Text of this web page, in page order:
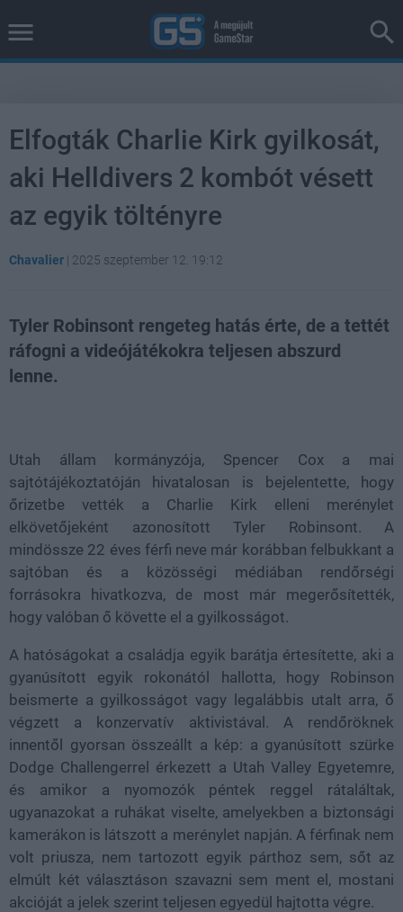
Elfogták Charlie Kirk gyilkosát,
aki Helldivers 2 kombót vésett
az egyik töltényre
Chavalier | 2025 szeptember 12. 19:12
Tyler Robinsont rengeteg hatás érte, de a tettét
ráfogni a videójátékokra teljesen abszurd
lenne.
Utah állam kormányzója, Spencer Cox a mai
sajtótájékoztatóján hivatalosan is bejelentette, hogy
őrizetbe vették a Charlie Kirk elleni merénylet
elkövetőjeként azonosított Tyler Robinsont. A
mindössze 22 éves férfi neve már korábban felbukkant a
sajtóban és a közösségi médiában rendőrségi
forrásokra hivatkozva, de most már megerősítették,
hogy valóban ő követte el a gyilkosságot.
A hatóságokat a családja egyik barátja értesítette, aki a
gyanúsított egyik rokonától hallotta, hogy Robinson
beismerte a gyilkosságot vagy legalábbis utalt arra, ő
végzett a konzervatív aktivistával. A rendőröknek
innentől gyorsan összeállt a kép: a gyanúsított szürke
Dodge Challengerrel érkezett a Utah Valley Egyetemre,
és amikor a nyomozók péntek reggel rátaláltak,
ugyanazokat a ruhákat viselte, amelyekben a biztonsági
kamerákon is látszott a merénylet napján. A férfinak nem
volt priusza, nem tartozott egyik párthoz sem, sőt az
elmúlt két választáson szavazni sem ment el, mostani
akcióját a jelek szerint teljesen egyedül hajtotta végre.